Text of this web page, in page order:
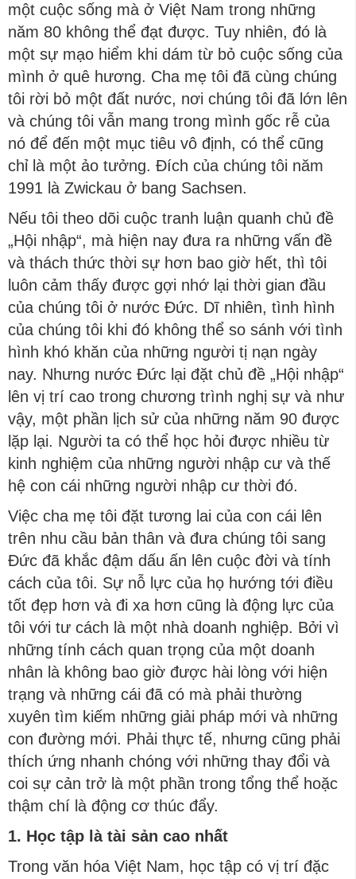
một cuộc sống mà ở Việt Nam trong những
năm 80 không thể đạt được. Tuy nhiên, đó là
một sự mạo hiểm khi dám từ bỏ cuộc sống của
mình ở quê hương. Cha mẹ tôi đã cùng chúng
tôi rời bỏ một đất nước, nơi chúng tôi đã lớn lên
và chúng tôi vẫn mang trong mình gốc rễ của
nó để đến một mục tiêu vô định, có thể cũng
chỉ là một ảo tưởng. Đích của chúng tôi năm
1991 là Zwickau ở bang Sachsen.
Nếu tôi theo dõi cuộc tranh luận quanh chủ đề
„Hội nhập“, mà hiện nay đưa ra những vấn đề
và thách thức thời sự hơn bao giờ hết, thì tôi
luôn cảm thấy được gợi nhớ lại thời gian đầu
của chúng tôi ở nước Đức. Dĩ nhiên, tình hình
của chúng tôi khi đó không thể so sánh với tình
hình khó khăn của những người tị nạn ngày
nay. Nhưng nước Đức lại đặt chủ đề „Hội nhập“
lên vị trí cao trong chương trình nghị sự và như
vậy, một phần lịch sử của những năm 90 được
lặp lại. Người ta có thể học hỏi được nhiều từ
kinh nghiệm của những người nhập cư và thế
hệ con cái những người nhập cư thời đó.
Việc cha mẹ tôi đặt tương lai của con cái lên
trên nhu cầu bản thân và đưa chúng tôi sang
Đức đã khắc đậm dấu ấn lên cuộc đời và tính
cách của tôi. Sự nỗ lực của họ hướng tới điều
tốt đẹp hơn và đi xa hơn cũng là động lực của
tôi với tư cách là một nhà doanh nghiệp. Bởi vì
những tính cách quan trọng của một doanh
nhân là không bao giờ được hài lòng với hiện
trạng và những cái đã có mà phải thường
xuyên tìm kiếm những giải pháp mới và những
con đường mới. Phải thực tế, nhưng cũng phải
thích ứng nhanh chóng với những thay đổi và
coi sự cản trở là một phần trong tổng thể hoặc
thậm chí là động cơ thúc đẩy.
1. Học tập là tài sản cao nhất
Trong văn hóa Việt Nam, học tập có vị trí đặc